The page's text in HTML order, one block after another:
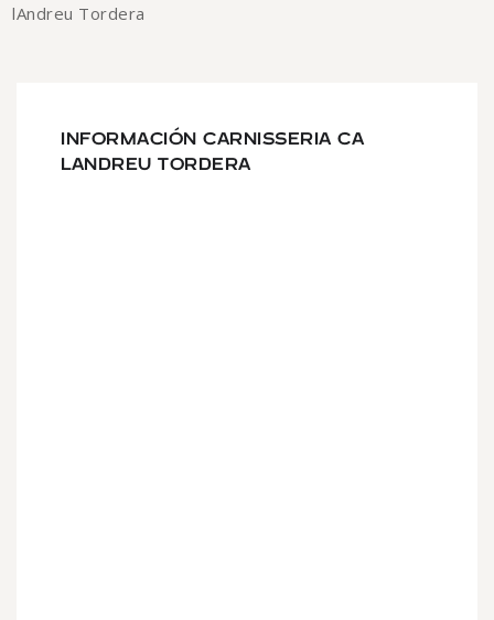
lAndreu Tordera
INFORMACIÓN CARNISSERIA CA
LANDREU TORDERA